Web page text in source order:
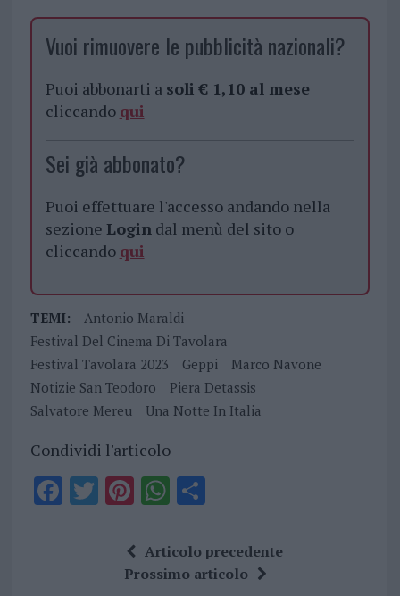
Vuoi rimuovere le pubblicità nazionali?
Puoi abbonarti a soli € 1,10 al mese
cliccando qui
Sei già abbonato?
Puoi effettuare l'accesso andando nella
sezione Logindal menù del sito o
cliccando qui
TEMI:
Antonio Maraldi
Festival Del Cinema Di Tavolara
Festival Tavolara 2023
Geppi
Marco Navone
Notizie San Teodoro
Piera Detassis
Salvatore Mereu
Una Notte In Italia
Condividi l'articolo
F T Pi
te
re
W
at
s
S
a
re
Articolo precedente
Prossimo articolo